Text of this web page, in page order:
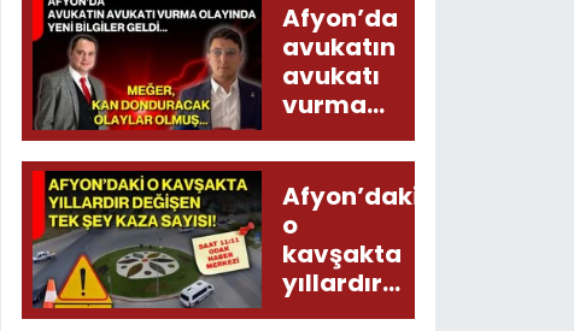
Afyon’da
avukatın
avukatı
vurma
olayında
yeni bilgiler
geldi...
Meğer, kan
donduracak
olaylar
olmuş...
Afyon’daki
o
kavşakta
yıllardır
değişen